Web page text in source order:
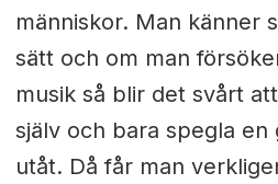
människor. Man känner
sätt och om man
musik så blir det svårt
själv och bara spegla en
utåt. Då får man